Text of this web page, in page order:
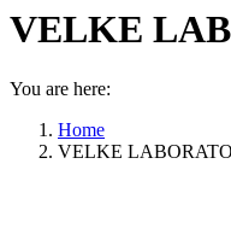
VELKE
You are here:
Home
VELKE